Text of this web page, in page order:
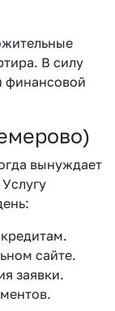
В силу
финансовой
вынуждает
сайте.
заявки.